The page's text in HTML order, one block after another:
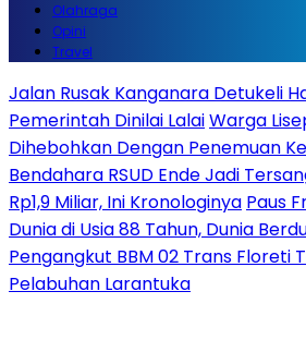
Olahraga
Opini
Travel
Jalan Rusak Kanganara Detukeli
Pemerintah Dinilai LalaiWarga
Dihebohkan Dengan Penemuan
Bendahara RSUD Ende Jadi
Rp1,9 Miliar, Ini Kronologinya Paus
Dunia di Usia 88 Tahun, Dunia
Pengangkut BBM 02 Trans Floreti
Pelabuhan Larantuka